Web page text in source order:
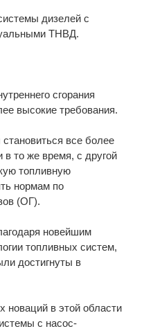
дизелей с
ТНВД.
сгорания
высокие требования.
все более
то же время, с другой
топливную
нормам по
(ОГ).
новейшим
топливных систем,
достигнуты в
новаций в этой области
с насос-